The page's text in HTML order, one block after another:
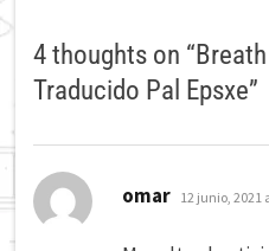
4 thoughts on “
Traducido Pal Epsxe”
omar dice:
12 junio, 2021